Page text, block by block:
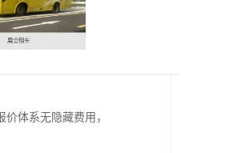
体系无隐藏费用，